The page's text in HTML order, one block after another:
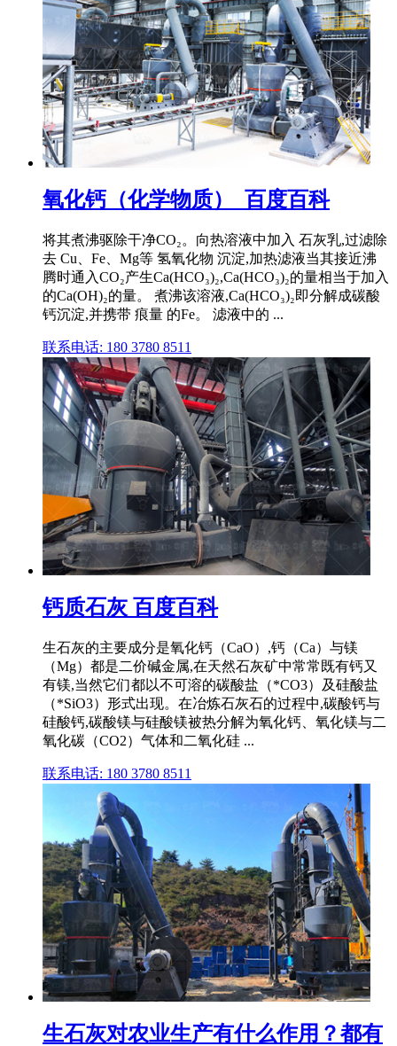
氧化钙（化学物质）_百度百科
将其煮沸驱除干净CO₂。向热溶液中加入 石灰乳,过滤除
去 Cu、Fe、Mg等 氢氧化物 沉淀,加热滤液当其接近沸
腾时通入CO₂产生Ca(HCO₃)₂,Ca(HCO₃)₂的量相当于加入
的Ca(OH)₂的量。 煮沸该溶液,Ca(HCO₃)₂即分解成碳酸
钙沉淀,并携带 痕量 的Fe。 滤液中的 ...
联系电话: 180 3780 8511
钙质石灰 百度百科
生石灰的主要成分是氧化钙（CaO）,钙（Ca）与镁
（Mg）都是二价碱金属,在天然石灰矿中常常既有钙又
有镁,当然它们都以不可溶的碳酸盐（*CO3）及硅酸盐
（*SiO3）形式出现。在冶炼石灰石的过程中,碳酸钙与
硅酸钙,碳酸镁与硅酸镁被热分解为氧化钙、氧化镁与二
氧化碳（CO2）气体和二氧化硅 ...
联系电话: 180 3780 8511
生石灰对农业生产有什么作用？都有